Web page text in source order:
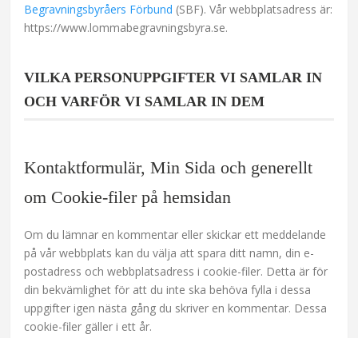
Begravningsbyråers Förbund (SBF). Vår webbplatsadress är:
https://www.lommabegravningsbyra.se.
VILKA PERSONUPPGIFTER VI SAMLAR IN
OCH VARFÖR VI SAMLAR IN DEM
Kontaktformulär, Min Sida och generellt
om Cookie-filer på hemsidan
Om du lämnar en kommentar eller skickar ett meddelande
på vår webbplats kan du välja att spara ditt namn, din e-
postadress och webbplatsadress i cookie-filer. Detta är för
din bekvämlighet för att du inte ska behöva fylla i dessa
uppgifter igen nästa gång du skriver en kommentar. Dessa
cookie-filer gäller i ett år.